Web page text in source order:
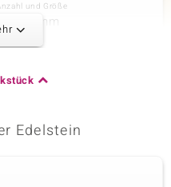
und Größe
6 à 1,5 mm
Edelstein